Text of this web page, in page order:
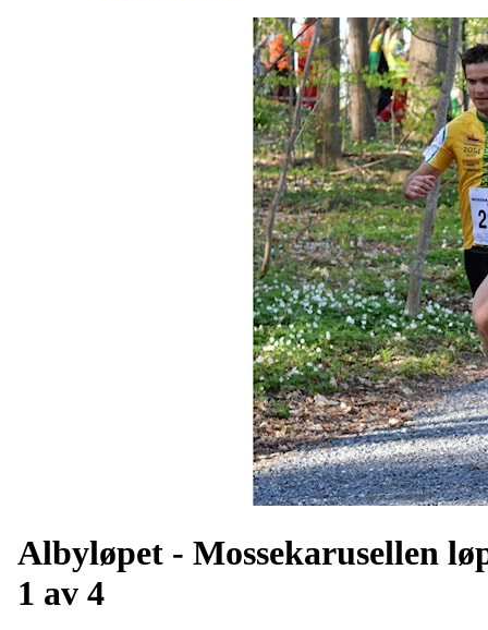
Albyløpet - Mossekarusellen
1 av 4